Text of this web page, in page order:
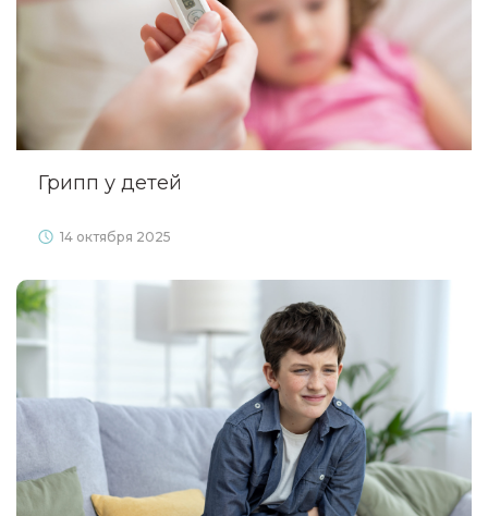
Грипп у детей
14 октября 2025